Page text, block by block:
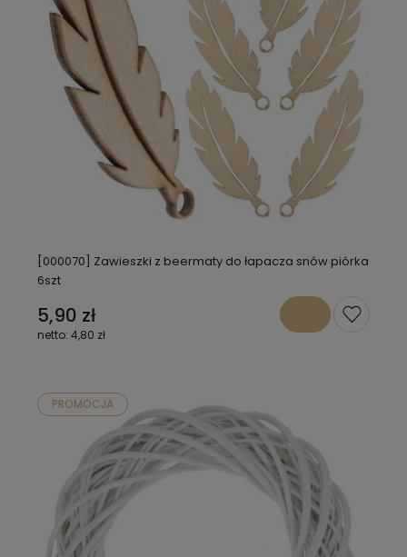
[000070] Zawieszki z beermaty do łapacza snów piórka
6szt
5,90 zł
4,80 zł
PROMOCJA